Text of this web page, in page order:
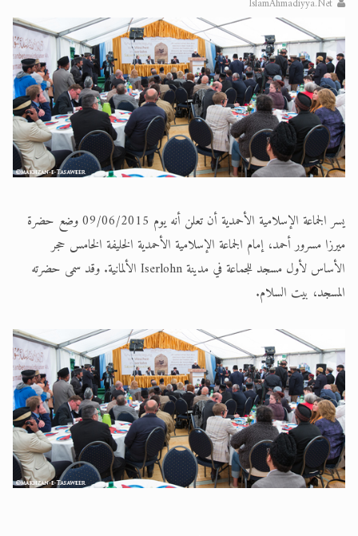
الحجّ.. دلالات، حِكم، وأهداف >> المزيد
اقرأ هذا المقال في أهمية عيد
IslamAhmadiyya.Net
يسر الجماعة الإسلامية الأحمدية أن تعلن أنه يوم 09/06/2015 وضع حضرة
ميرزا مسرور أحمد، إمام الجماعة الإسلامية الأحمدية الخليفة الخامس حجر
الأساس لأول مسجد للجماعة في مدينة Iserlohn الألمانية. وقد سمى حضرته
المسجد، بيت السلام.